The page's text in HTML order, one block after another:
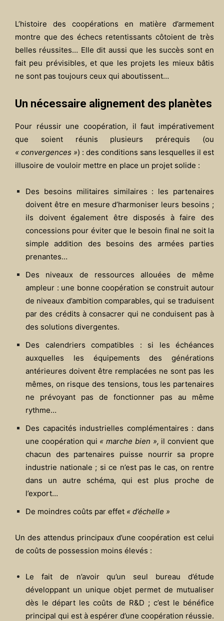
L’histoire des coopérations en matière d’armement
montre que des échecs retentissants côtoient de très
belles réussites… Elle dit aussi que les succès sont en
fait peu prévisibles, et que les projets les mieux bâtis
ne sont pas toujours ceux qui aboutissent…
Un nécessaire alignement des planètes
Pour réussir une coopération, il faut impérativement
que soient réunis plusieurs prérequis (ou
« convergences ») : des conditions sans lesquelles il est
illusoire de vouloir mettre en place un projet solide :
Des besoins militaires similaires : les partenaires
doivent être en mesure d’harmoniser leurs besoins ;
ils doivent également être disposés à faire des
concessions pour éviter que le besoin final ne soit la
simple addition des besoins des armées parties
prenantes…
Des niveaux de ressources allouées de même
ampleur : une bonne coopération se construit autour
de niveaux d’ambition comparables, qui se traduisent
par des crédits à consacrer qui ne conduisent pas à
des solutions divergentes.
Des calendriers compatibles : si les échéances
auxquelles les équipements des générations
antérieures doivent être remplacées ne sont pas les
mêmes, on risque des tensions, tous les partenaires
ne prévoyant pas de fonctionner pas au même
rythme…
Des capacités industrielles complémentaires : dans
une coopération qui « marche bien », il convient que
chacun des partenaires puisse nourrir sa propre
industrie nationale ; si ce n’est pas le cas, on rentre
dans un autre schéma, qui est plus proche de
l’export…
De moindres coûts par effet « d’échelle »
Un des attendus principaux d’une coopération est celui
de coûts de possession moins élevés :
Le fait de n’avoir qu’un seul bureau d’étude
développant un unique objet permet de mutualiser
dès le départ les coûts de R&D ; c’est le bénéfice
principal qui est à espérer d’une coopération réussie.